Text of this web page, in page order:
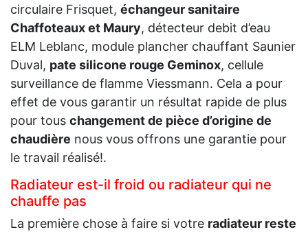
circulaire Frisquet, échangeur sanitaire
Chaffoteaux et Maury, détecteur debit d’eau
ELM Leblanc, module plancher chauffant Saunier
Duval, pate silicone rouge Geminox, cellule
surveillance de flamme Viessmann. Cela a pour
effet de vous garantir un résultat rapide de plus
pour tous changement de pièce d’origine de
chaudière nous vous offrons une garantie pour
le travail réalisé!.
Radiateur est-il froid ou radiateur qui ne
chauffe pas
La première chose à faire si votre radiateur reste